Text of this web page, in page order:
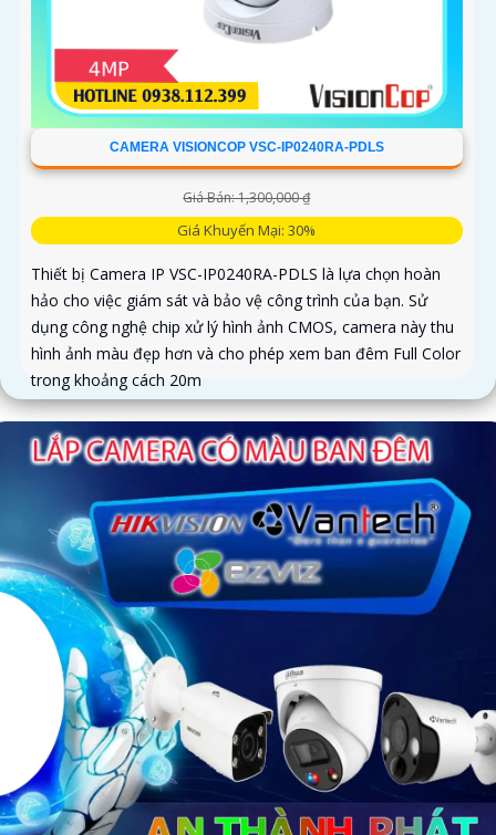
CAMERA VISIONCOP VSC-IP0240RA-PDLS
Giá Bán: 1,300,000 ₫
Giá Khuyến Mại: 30%
Thiết bị Camera IP VSC-IP0240RA-PDLS là lựa chọn hoàn
hảo cho việc giám sát và bảo vệ công trình của bạn. Sử
dụng công nghệ chip xử lý hình ảnh CMOS, camera này thu
hình ảnh màu đẹp hơn và cho phép xem ban đêm Full Color
trong khoảng cách 20m